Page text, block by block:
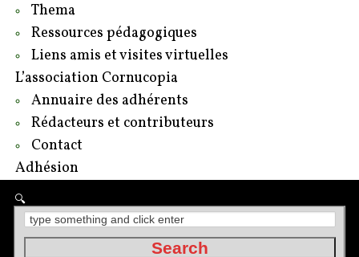
Thema
Ressources pédagogiques
Liens amis et visites virtuelles
L’association Cornucopia
Annuaire des adhérents
Rédacteurs et contributeurs
Contact
Adhésion